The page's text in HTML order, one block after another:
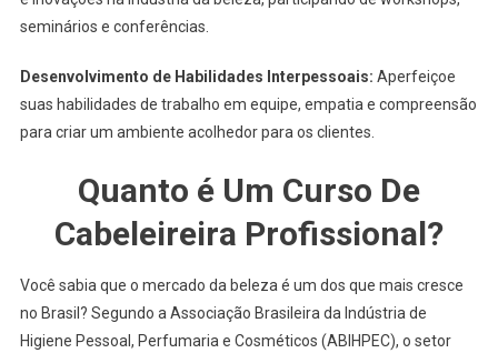
seminários e conferências.
Desenvolvimento de Habilidades Interpessoais: Aperfeiçoe
suas habilidades de trabalho em equipe, empatia e compreensão
para criar um ambiente acolhedor para os clientes.
Quanto é Um Curso De
Cabeleireira Profissional?
Você sabia que o mercado da beleza é um dos que mais cresce
no Brasil? Segundo a Associação Brasileira da Indústria de
Higiene Pessoal, Perfumaria e Cosméticos (ABIHPEC), o setor